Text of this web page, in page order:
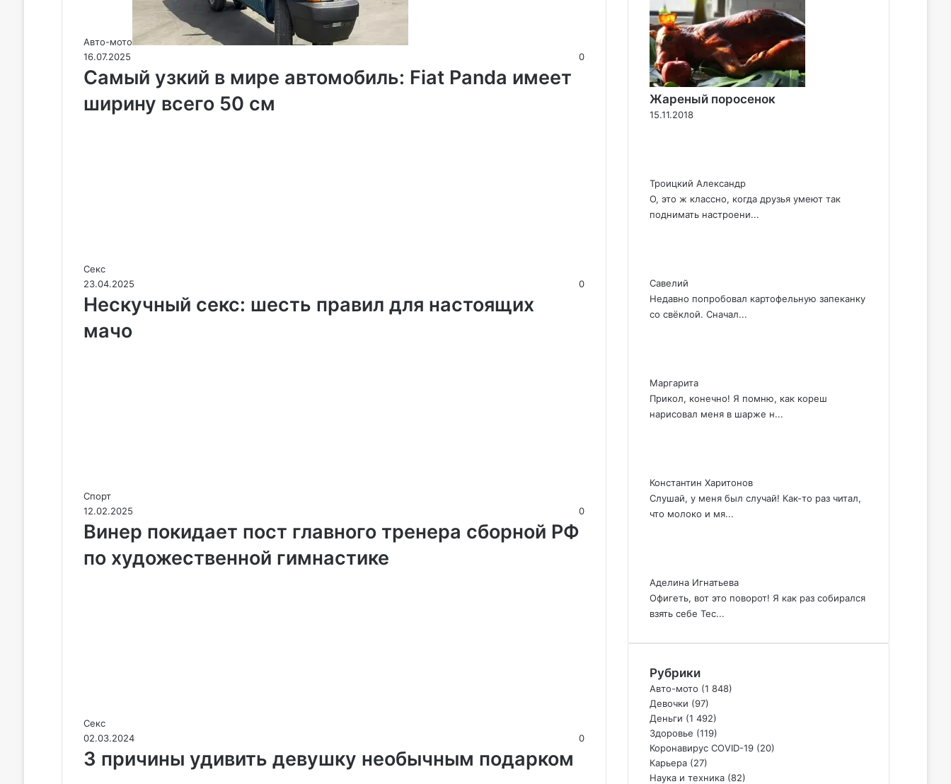
Авто-мото
16.07.2025
0
Самый узкий в мире автомобиль: Fiat Panda имеет
ширину всего 50 см
Секс
23.04.2025
0
Нескучный секс: шесть правил для настоящих
мачо
Спорт
12.02.2025
0
Винер покидает пост главного тренера сборной РФ
по художественной гимнастике
Секс
02.03.2024
0
3 причины удивить девушку необычным подарком
Жареный поросенок
15.11.2018
Троицкий Александр
О, это ж классно, когда друзья умеют так
поднимать настроени...
Савелий
Недавно попробовал картофельную запеканку
со свёклой. Сначал...
Маргарита
Прикол, конечно! Я помню, как кореш
нарисовал меня в шарже н...
Константин Харитонов
Слушай, у меня был случай! Как-то раз читал,
что молоко и мя...
Аделина Игнатьева
Офигеть, вот это поворот! Я как раз собирался
взять себе Тес...
Рубрики
Авто-мото (1 848)
Девочки (97)
Деньги (1 492)
Здоровье (119)
Коронавирус COVID-19(20)
Карьера(27)
Наука и техника(82)